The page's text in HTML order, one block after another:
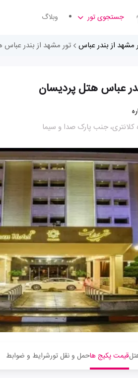
جستجوی تور وبلاگ
مشهد از بندر عباس تور مشهد از بندر
عباس هتل پردیسان
کلانتری، جنب پارک صدا و سیما
قیمت پکیج هاحمل و نقل تورشرایط و ضوابط